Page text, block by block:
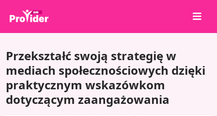
O nas
Zaloguj się
Zarejestruj się
Przekształć swoją strategię w
mediach społecznościowych dzięki
praktycznym wskazówkom
dotyczącym zaangażowania